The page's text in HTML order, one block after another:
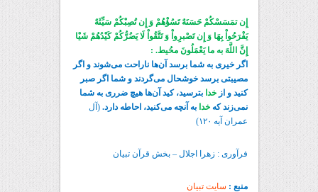
إِن تمَسَسْکُمْ حَسَنَهٌ تَسُؤْهُمْ وَ إِن تُصِبْکُمْ سَیِّئَهٌ
یَفْرَحُواْ بِهَا وَ إِن تَصْبرِواْ وَ تَتَّقُواْ لَا یَضُرُّکُمْ کَیْدُهُمْ شَیْا
إِنَّ اللَّهَ به ما یَعْمَلُونَ محُیط. :
اگر خیری به شما برسد آن‌ها ناراحت می‌شوند و اگر
مصیبتی برسد خوشحال می‌گردند و شما اگر صبر
کنید و ازخدابترسید، کید آن‌ها هیچ ضرری به شما
نمی‌زند کهخدابه آنچه می‌کنید، احاطه دارد. (آل
عمران آیه ۱۲۰)
فرآوری : زهرا اجلال – بخش قرآن تبیان
منبع : سایت تبیان